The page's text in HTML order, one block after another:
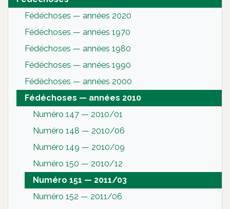
Fédéchoses — années 2020
Fédéchoses — années 1970
Fédéchoses — années 1980
Fédéchoses — années 1990
Fédéchoses — années 2000
Fédéchoses — années 2010
Numéro 147 — 2010/01
Numéro 148 — 2010/06
Numéro 149 — 2010/09
Numéro 150 — 2010/12
Numéro 151 — 2011/03
Numéro 152 — 2011/06